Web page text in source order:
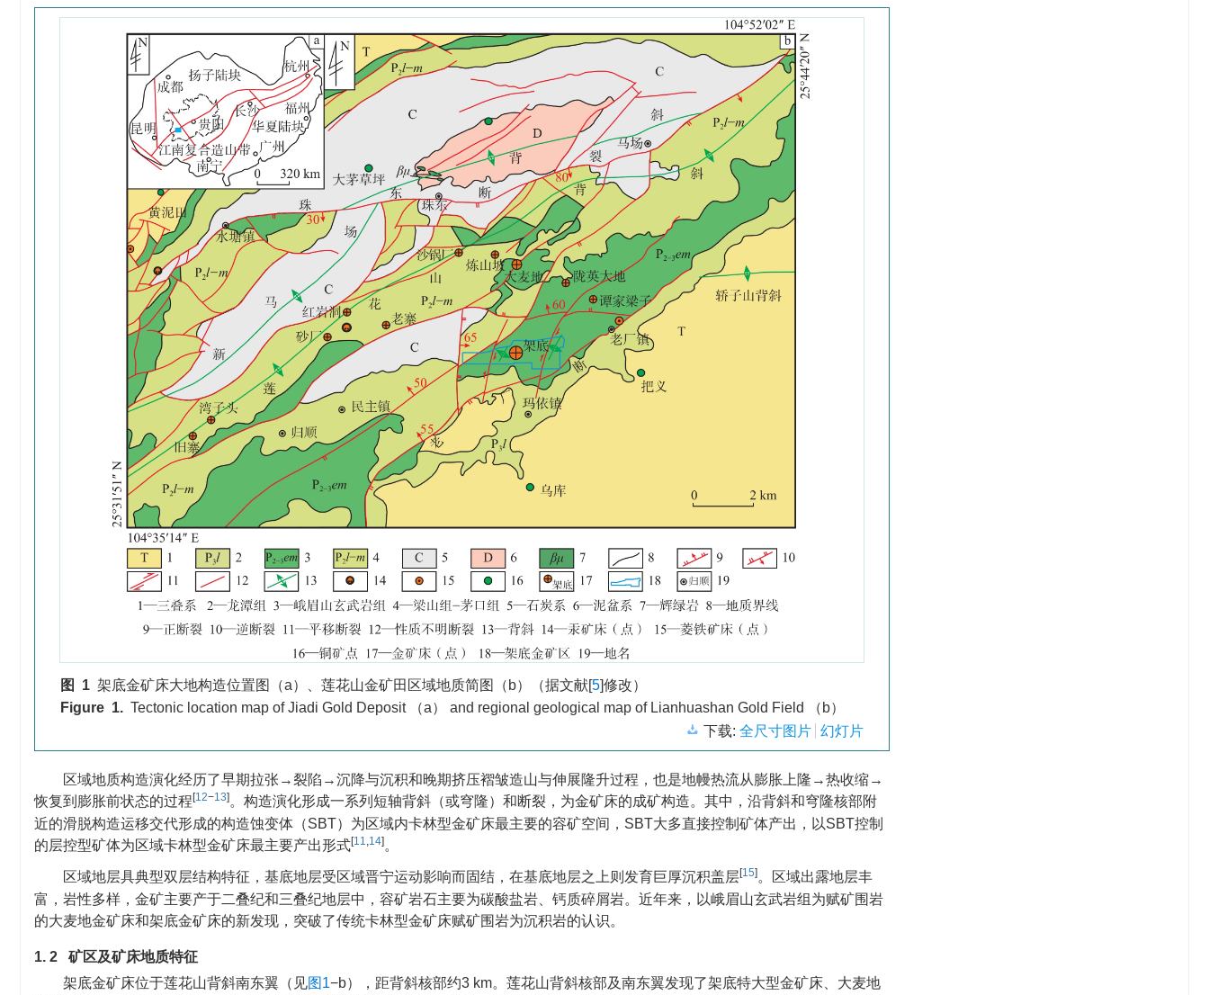
图 1 架底金矿床大地构造位置图（a）、莲花山金矿田区域地质简图（b）（据文献[5]修改）
Figure 1. Tectonic location map of Jiadi Gold Deposit （a） and regional geological map of Lianhuashan Gold Field （b）
下载: 全尺寸图片 幻灯片
区域地质构造演化经历了早期拉张→裂陷→沉降与沉积和晚期挤压褶皱造山与伸展隆升过程，也是地幔热流从膨胀上隆→热收缩→
恢复到膨胀前状态的过程[12−13]。构造演化形成一系列短轴背斜（或穹隆）和断裂，为金矿床的成矿构造。其中，沿背斜和穹隆核部附
近的滑脱构造运移交代形成的构造蚀变体（SBT）为区域内卡林型金矿床最主要的容矿空间，SBT大多直接控制矿体产出，以SBT控制
的层控型矿体为区域卡林型金矿床最主要产出形式[11 14]。
区域地层具典型双层结构特征，基底地层受区域晋宁运动影响而固结，在基底地层之上则发育巨厚沉积盖层[15]。区域出露地层丰
富，岩性多样，金矿主要产于二叠纪和三叠纪地层中，容矿岩石主要为碳酸盐岩、钙质碎屑岩。近年来，以峨眉山玄武岩组为赋矿围岩
的大麦地金矿床和架底金矿床的新发现，突破了传统卡林型金矿床赋矿围岩为沉积岩的认识。
1. 2 矿区及矿床地质特征
架底金矿床位于莲花山背斜南东翼（见图1−b），距背斜核部约3 km。莲花山背斜核部及南东翼发现了架底特大型金矿床、大麦地